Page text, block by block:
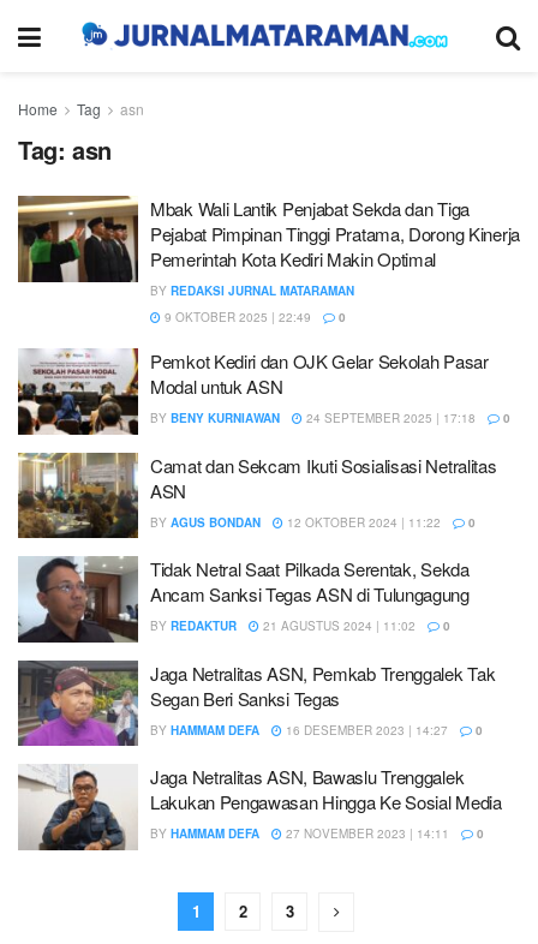
Home Tag asn
Tag: asn
Mbak Wali Lantik Penjabat Sekda dan Tiga
Pejabat Pimpinan Tinggi Pratama, Dorong Kinerja
Pemerintah Kota Kediri Makin Optimal
BY REDAKSI JURNAL MATARAMAN
9 OKTOBER 2025 | 22:49
0
Pemkot Kediri dan OJK Gelar Sekolah Pasar
Modal untuk ASN
BY BENY KURNIAWAN 24 SEPTEMBER 2025 | 17:18 0
Camat dan Sekcam Ikuti Sosialisasi Netralitas
ASN
BY AGUS BONDAN 12 OKTOBER 2024 | 11:22 0
Tidak Netral Saat Pilkada Serentak, Sekda
Ancam Sanksi Tegas ASN di Tulungagung
BY REDAKTUR 21 AGUSTUS 2024 | 11:02 0
Jaga Netralitas ASN, Pemkab Trenggalek Tak
Segan Beri Sanksi Tegas
BY HAMMAM DEFA 16 DESEMBER 2023 | 14:27 0
Jaga Netralitas ASN, Bawaslu Trenggalek
Lakukan Pengawasan Hingga Ke Sosial Media
BY HAMMAM DEFA 27 NOVEMBER 2023 | 14:11 0
1 2 3